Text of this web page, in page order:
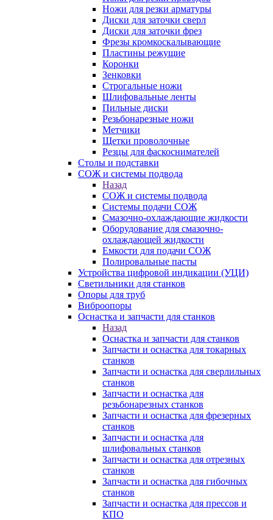
Ножи для резки арматуры
Диски для заточки сверл
Диски для заточки фрез
Фрезы кромкоскалывающие
Пластины режущие
Коронки
Зенковки
Строгальные ножи
Шлифовальные ленты
Пильные диски
Резьбонарезные ножи
Метчики
Щетки проволочные
Резцы для фаскоснимателей
Столы и подставки
СОЖ и системы подвода
Назад
СОЖ и системы подвода
Системы подачи СОЖ
Смазочно-охлаждающие жидкости
Оборудование для смазочно-
охлаждающей жидкости
Емкости для подачи СОЖ
Полировальные пасты
Устройства цифровой индикации (УЦИ)
Светильники для станков
Опоры для труб
Виброопоры
Оснастка и запчасти для станков
Назад
Оснастка и запчасти для станков
Запчасти и оснастка для токарных
станков
Запчасти и оснастка для сверлильных
станков
Запчасти и оснастка для
резьбонарезных станков
Запчасти и оснастка для фрезерных
станков
Запчасти и оснастка для
шлифовальных станков
Запчасти и оснастка для отрезных
станков
Запчасти и оснастка для гибочных
станков
Запчасти и оснастка для прессов и
КПО